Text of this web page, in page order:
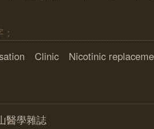
Clinic Nicotinic
醫學雜誌